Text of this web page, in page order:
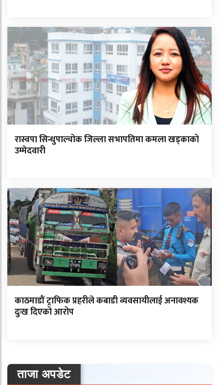
रास्वपा सिन्धुपाल्चोक जिल्ला सभापतिमा कमला खड्काको
उम्मेदवारी
काठमाडौं ट्राफिक प्रहरीले कबाडी व्यवसायीलाई अनावश्यक
दुःख दिएको आरोप
ताजा अपडेट